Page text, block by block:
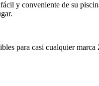
y conveniente de su
para casi cualquier marca